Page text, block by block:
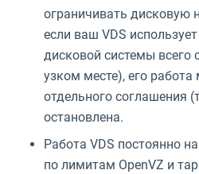
ограничивать дисковую
если ваш VDS
дисковой системы всего
узком месте), его
отдельного соглашения
остановлена.
Работа VDS постоянно
по лимитам OpenVZ и